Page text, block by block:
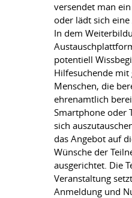
versendet man
oder lädt sich
In dem
potentiell
Hilfesuchende mit
Menschen, die
ehrenamtlich
Smartphone oder
sich
das Angebot auf
Wünsche der
ausgerichtet. Die
Veranstaltung
Anmeldung und